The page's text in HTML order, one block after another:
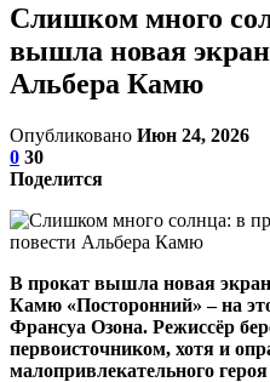
Слишком много
вышла новая
Альбера Камю
Опубликовано Июн 24, 2026
0 30
Поделится
В прокат вышла новая
Камю «Посторонний» – на
Франсуа Озона. Режиссёр
первоисточником, хотя и
малопривлекательного